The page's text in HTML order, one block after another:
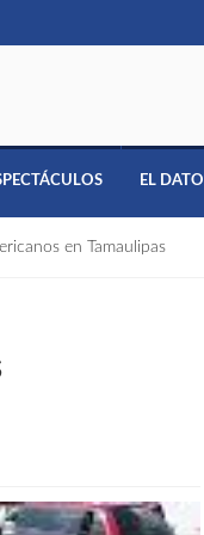
EL DATO
en Tamaulipas